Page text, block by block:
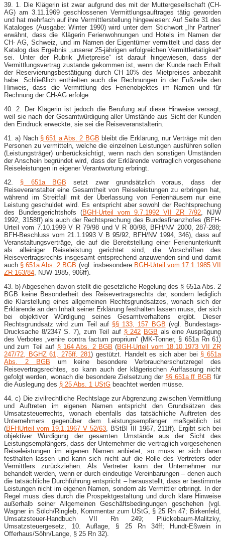
39. 1. Die Klägerin ist zwar aufgrund des mit der Muttergesellschaft (CH-
AG) am 3.11.1969 geschlossenen Vermittlungsauftrages tätig geworden
und hat mehrfach auf ihre Vermittlerstellung hingewiesen: Auf Seite 31 des
Kataloges (Ausgabe: Winter 1990) wird unter dem Stichwort „Ihr Partner“
erwähnt, dass die Klägerin Ferienwohnungen und Hotels im Namen der
CH- AG, Schweiz, und im Namen der Eigentümer vermittelt und dass der
Katalog das Ergebnis „unserer 25-jährigen erfolgreichen Vermittlertätigkeit“
sei. Unter der Rubrik „Mietpreise“ ist darauf hingewiesen, dass der
Vermittlungsvertrag zustande gekommen ist, wenn der Kunde nach Erhalt
der Reservierungsbestätigung durch CH 10% des Mietpreises anbezahlt
habe. Schließlich enthielten auch die Rechnungen in der Fußzeile den
Hinweis, dass die Vermittlung des Ferienobjektes im Namen und für
Rechnung der CH-AG erfolge.
40. 2. Der Klägerin ist jedoch die Berufung auf diese Hinweise versagt,
weil sie nach der Gesamtwürdigung aller Umstände aus Sicht der Kunden
den Eindruck erweckte, sie sei die Reiseveranstalterin.
41. a) Nach § 651 a Abs. 2 BGB bleibt die Erklärung, nur Verträge mit den
Personen zu vermitteln, welche die einzelnen Leistungen ausführen sollen
(Leistungsträger) unberücksichtigt, wenn nach den sonstigen Umständen
der Anschein begründet wird, dass der Erklärende vertraglich vorgesehene
Reiseleistungen in eigener Verantwortung erbringt.
42. § 651a BGB setzt zwar grundsätzlich voraus, dass der
Reiseveranstalter eine Gesamtheit von Reiseleistungen zu erbringen hat,
während im Streitfall mit der Überlassung von Ferienhäusern nur eine
Leistung geschuldet wird. Es entspricht aber sowohl der Rechtsprechung
des Bundesgerichtshofs (BGH-Urteil vom 9.7.1992 VII ZR 7/92 , NJW
1992, 3158ff) als auch der Rechtsprechung des Bundesfinanzhofes (BFH-
Urteil vom 7.10.1999 V R 79/98 und V R 80/98, BFH/NV 2000, 287-288;
BFH-Beschluss vom 21.1.1993 V B 95/92, BFH/NV 1994, 346), dass auf
Veranstaltungsverträge, die auf die Bereitstellung einer Ferienunterkunft
als alleiniger Reiseleistung gerichtet sind, die Vorschriften des
Reisevertragsrechts insgesamt entsprechend anzuwenden sind und damit
auch § 651a Abs. 2 BGB (vgl. insbesondere BGH-Urteil vom 17.1.1985 VII
ZR 163/84 , NJW 1985, 906ff).
43. b) Abgesehen davon stellt die gesetzliche Regelung des § 651a Abs. 2
BGB keine Besonderheit des Reisevertragsrechts dar, sondern lediglich
die Klarstellung eines allgemeinen Rechtsgrundsatzes, wonach sich der
Erklärende an den Inhalt seiner Erklärung festhalten lassen muss, der sich
bei objektiver Würdigung seines Gesamtverhaltens ergibt. Dieser
Rechtsgrundsatz wird zum Teil auf §§ 133, 157 BGB (vgl. Bundestags-
Drucksache 8/2347 S. 7), zum Teil auf § 242 BGB als eine Ausprägung
des Verbotes „venire contra factum proprium“ (MK-Tonner, § 651a Rn 61)
und zum Teil auf § 164 Abs. 2 BGB (BGH-Urteil vom 18.10.1973 VII ZR
247/72, BGHZ 61, 275ff, 281) gestützt. Handelt es sich aber bei § 651a
Abs. 2 BGB um keine besondere Verbraucherschutzregel des
Reisevertragsrechtes, so kann auch der klägerischen Auffassung nicht
gefolgt werden, wonach die besondere Zielsetzung der §§ 651a ff BGB für
die Auslegung des § 25 Abs. 1 UStG beachtet werden müsse.
44. c) Die zivilrechtliche Rechtslage zur Abgrenzung zwischen Vermittlung
und Auftreten im eigenen Namen entspricht den Grundsätzen des
Umsatzsteuerrechts, wonach ebenfalls das tatsächliche Auftreten des
Unternehmers gegenüber dem Leistungsempfänger maßgeblich ist
(BFHUrteil vom 19.1.1967 V 52/63 , BStBl III 1967, 211ff). Ergibt sich bei
objektiver Würdigung der gesamten Umstände aus der Sicht des
Leistungsempfängers, dass der Unternehmer die vertraglich vorgesehenen
Reiseleistungen im eigenen Namen anbietet, so muss er sich daran
festhalten lassen und kann sich nicht auf die Rolle des Vertreters oder
Vermittlers zurückziehen. Als Vertreter kann der Unternehmer nur
behandelt werden, wenn er durch eindeutige Vereinbarungen – denen auch
die tatsächliche Durchführung entspricht – herausstellt, dass er bestimmte
Leistungen nicht im eigenen Namen, sondern als Vermittler erbringt. In der
Regel muss dies durch die Prospektgestaltung und durch klare Hinweise
außerhalb seiner Allgemeinen Geschäftsbedingungen geschehen (vgl.
Wagner in Sölch/Ringleb, Kommentar zum UStG, § 25 Rn 47; Birkenfeld,
Umsatzsteuer-Handbuch VII Rn 249; Plückebaum-Malitzky,
Umsatzsteuergesetz, 10. Auflage, § 25 Rn 34ff; Hundt-Eßwein in
Offerhaus/Söhn/Lange, § 25 Rn 32).